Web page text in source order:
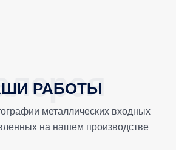
РАБОТЫ
металлических входных
на нашем производстве